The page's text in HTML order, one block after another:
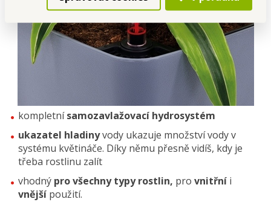
kompletnísamozavlažovací hydrosystém
ukazatel hladinyvody ukazuje množství vody v
systému květináče. Díky němu přesně vidíš, kdy je
třeba rostlinu zalít
vhodný pro všechny typy rostlin, pro vnitřní i
vnější použití.